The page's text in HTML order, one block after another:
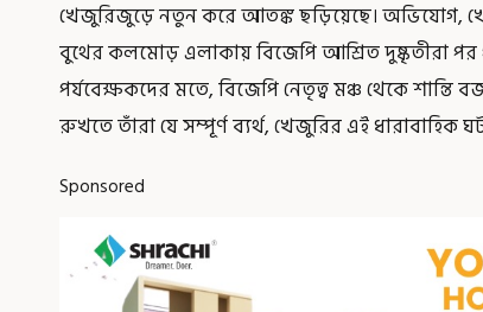
খেজুরিজুড়ে নতুন করে আতঙ্ক ছড়িয়েছে। অভিযোগ,
বুথের কলমোড় এলাকায় বিজেপি আশ্রিত দুষ্কৃতীরা
পর্যবেক্ষকদের মতে, বিজেপি নেতৃত্ব মঞ্চ থেকে শান্তি
রুখতে তাঁরা যে সম্পূর্ণ ব্যর্থ, খেজুরির এই ধারাবাহিক
Sponsored